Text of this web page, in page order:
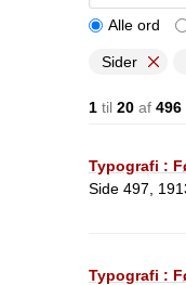
Alle ord
Sider
1til 20af 496
Typografi :
Side 497,
Typografi :